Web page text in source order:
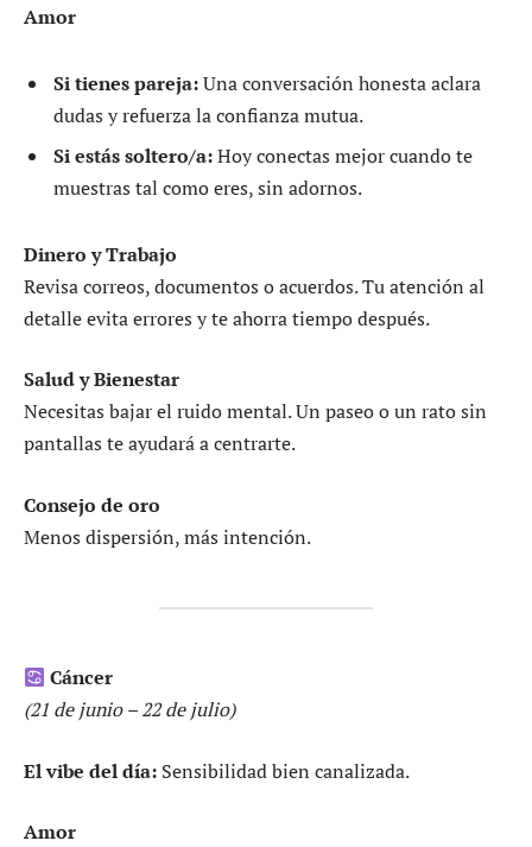
Amor
Si tienes pareja:Una conversación honesta aclara
dudas y refuerza la confianza mutua.
Si estás soltero/a:Hoy conectas mejor cuando te
muestras tal como eres, sin adornos.
Dinero y Trabajo
Revisa correos, documentos o acuerdos. Tu atención al
detalle evita errores y te ahorra tiempo después.
Salud y Bienestar
Necesitas bajar el ruido mental. Un paseo o un rato sin
pantallas te ayudará a centrarte.
Consejo de oro
Menos dispersión, más intención.
Cáncer
(21 de junio – 22 de julio)
El vibe del día: Sensibilidad bien canalizada.
Amor